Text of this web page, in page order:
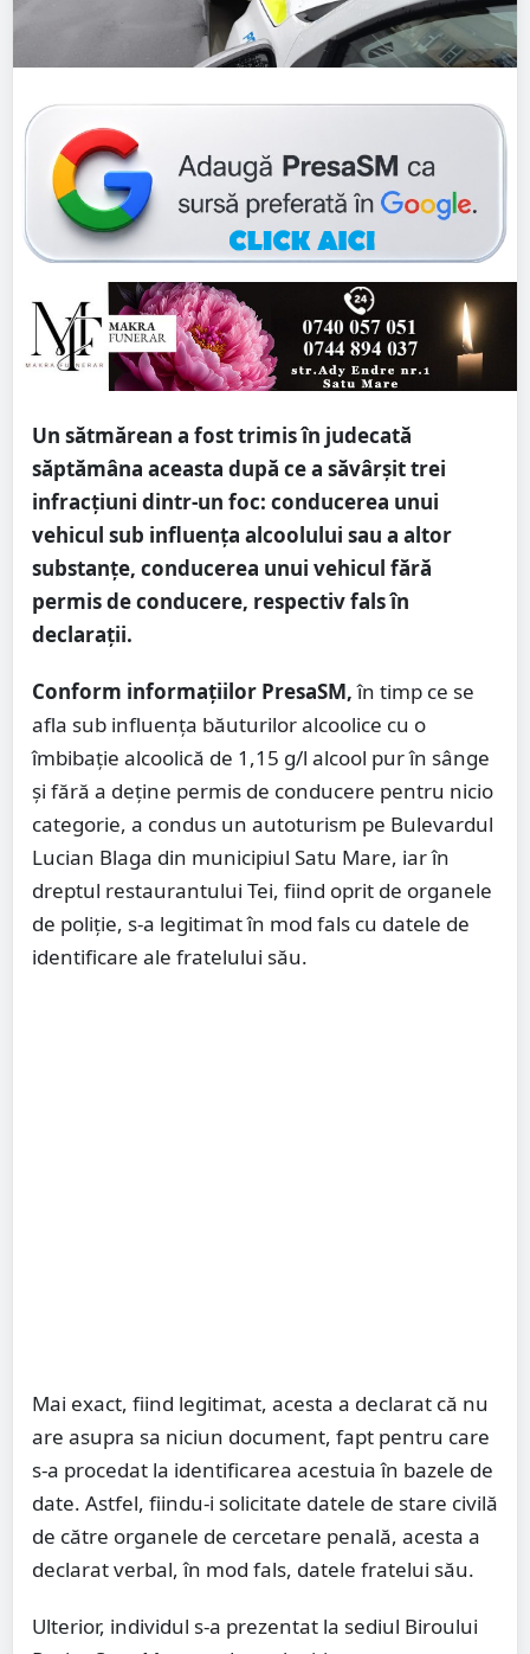
Un sătmărean a fost trimis în judecată
săptămâna aceasta după ce a săvârșit trei
infracțiuni dintr-un foc: conducerea unui
vehicul sub influenţa alcoolului sau a altor
substanţe, conducerea unui vehicul fără
permis de conducere, respectiv fals în
declaraţii.
Conform informațiilor PresaSM,în timp ce se
afla sub influenţa băuturilor alcoolice cu o
îmbibaţie alcoolică de 1,15 g/l alcool pur în sânge
şi fără a deţine permis de conducere pentru nicio
categorie, a condus un autoturism pe Bulevardul
Lucian Blaga din municipiul Satu Mare, iar în
dreptul restaurantului Tei, fiind oprit de organele
de poliţie, s-a legitimat în mod fals cu datele de
identificare ale fratelului său.
Mai exact, fiind legitimat, acesta a declarat că nu
are asupra sa niciun document, fapt pentru care
s-a procedat la identificarea acestuia în bazele de
date. Astfel, fiindu-i solicitate datele de stare civilă
de către organele de cercetare penală, acesta a
declarat verbal, în mod fals, datele fratelui său.
Ulterior, individul s-a prezentat la sediul Biroului